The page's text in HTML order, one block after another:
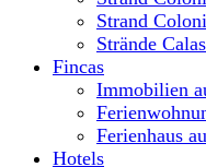
Strand
Strände
Fincas
Immobilien
Ferienhaus
Hotels